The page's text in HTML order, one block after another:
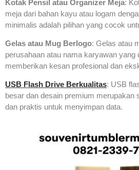
Kotak Pensil atau Organizer Meja:
meja dari bahan kayu atau logam
minimalis adalah pilihan yang cocok
Gelas atau Mug Berlogo: Gelas atau
perusahaan atau nama karyawan yang
memberikan kesan profesional dan
USB Flash Drive Berkualitas: USB
besar dan desain premium merupakan
dan praktis untuk menyimpan data.